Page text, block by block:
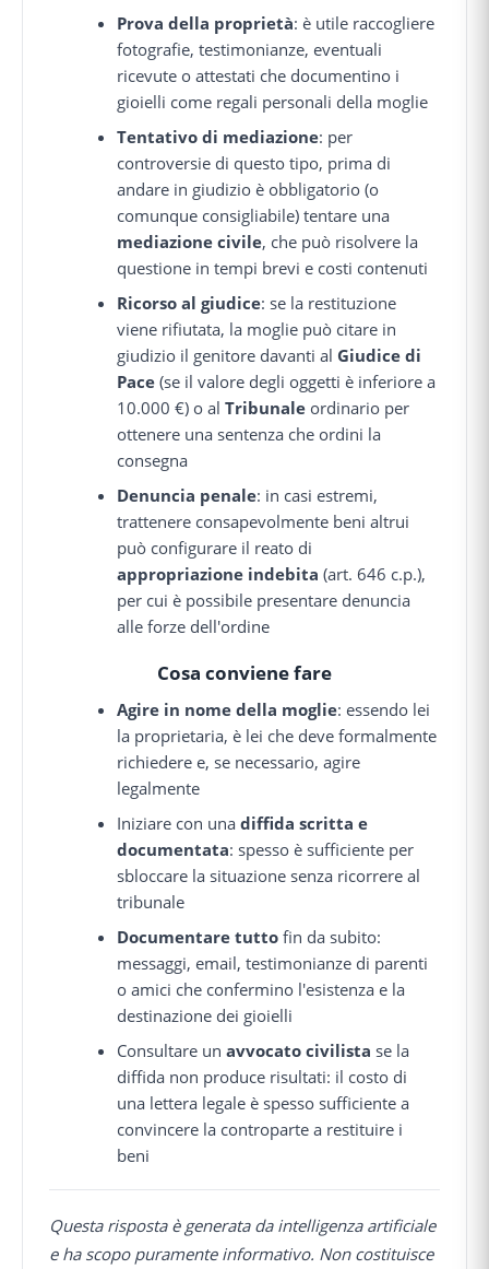
Prova della proprietà: è utile raccogliere
fotografie, testimonianze, eventuali
ricevute o attestati che documentino i
gioielli come regali personali della moglie
Tentativo di mediazione: per
controversie di questo tipo, prima di
andare in giudizio è obbligatorio (o
comunque consigliabile) tentare una
mediazione civile, che può risolvere la
questione in tempi brevi e costi contenuti
Ricorso al giudice: se la restituzione
viene rifiutata, la moglie può citare in
giudizio il genitore davanti al Giudice di
Pace (se il valore degli oggetti è inferiore a
10.000 €) o alTribunale ordinario per
ottenere una sentenza che ordini la
consegna
Denuncia penale: in casi estremi,
trattenere consapevolmente beni altrui
può configurare il reato di
appropriazione indebita (art. 646 c.p.),
per cui è possibile presentare denuncia
alle forze dell'ordine
Cosa conviene fare
Agire in nome della moglie: essendo lei
la proprietaria, è lei che deve formalmente
richiedere e, se necessario, agire
legalmente
Iniziare con unadiffida scritta e
documentata: spesso è sufficiente per
sbloccare la situazione senza ricorrere al
tribunale
Documentare tutto fin da subito:
messaggi, email, testimonianze di parenti
o amici che confermino l'esistenza e la
destinazione dei gioielli
Consultare unavvocato civilista se la
diffida non produce risultati: il costo di
una lettera legale è spesso sufficiente a
convincere la controparte a restituire i
beni
Questa risposta è generata da intelligenza artificiale
e ha scopo puramente informativo. Non costituisce